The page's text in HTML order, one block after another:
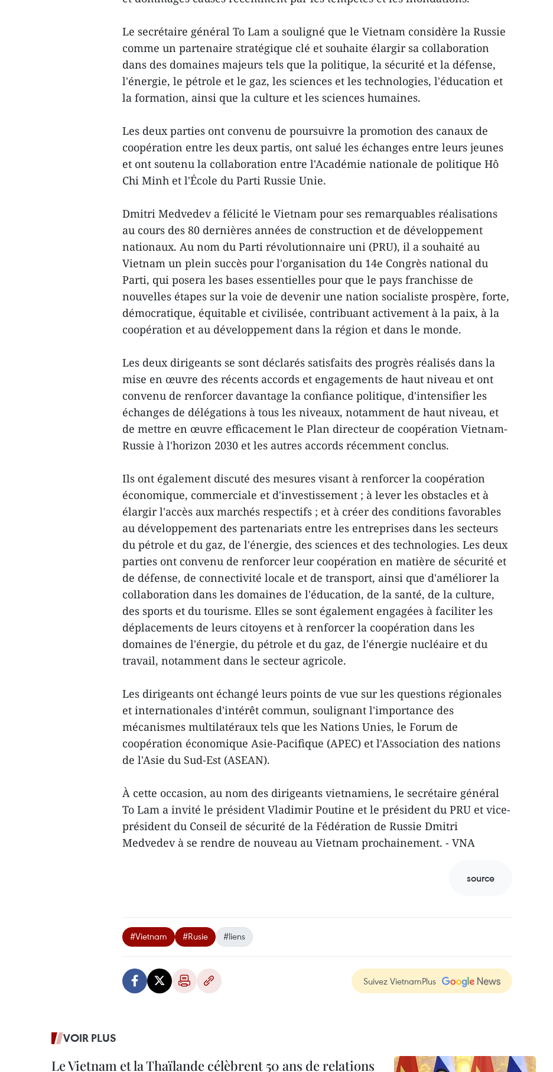
Le secrétaire général To Lam a souligné que le Vietnam considère la Russie
comme un partenaire stratégique clé et souhaite élargir sa collaboration
dans des domaines majeurs tels que la politique, la sécurité et la défense,
l'énergie, le pétrole et le gaz, les sciences et les technologies, l'éducation et
la formation, ainsi que la culture et les sciences humaines.
Les deux parties ont convenu de poursuivre la promotion des canaux de
coopération entre les deux partis, ont salué les échanges entre leurs jeunes
et ont soutenu la collaboration entre l'Académie nationale de politique Hô
Chi Minh et l'École du Parti Russie Unie.
Dmitri Medvedev a félicité le Vietnam pour ses remarquables réalisations
au cours des 80 dernières années de construction et de développement
nationaux. Au nom du Parti révolutionnaire uni (PRU), il a souhaité au
Vietnam un plein succès pour l'organisation du 14e Congrès national du
Parti, qui posera les bases essentielles pour que le pays franchisse de
nouvelles étapes sur la voie de devenir une nation socialiste prospère, forte,
démocratique, équitable et civilisée, contribuant activement à la paix, à la
coopération et au développement dans la région et dans le monde.
Les deux dirigeants se sont déclarés satisfaits des progrès réalisés dans la
mise en œuvre des récents accords et engagements de haut niveau et ont
convenu de renforcer davantage la confiance politique, d'intensifier les
échanges de délégations à tous les niveaux, notamment de haut niveau, et
de mettre en œuvre efficacement le Plan directeur de coopération Vietnam-
Russie à l'horizon 2030 et les autres accords récemment conclus.
Ils ont également discuté des mesures visant à renforcer la coopération
économique, commerciale et d'investissement ; à lever les obstacles et à
élargir l'accès aux marchés respectifs ; et à créer des conditions favorables
au développement des partenariats entre les entreprises dans les secteurs
du pétrole et du gaz, de l'énergie, des sciences et des technologies. Les deux
parties ont convenu de renforcer leur coopération en matière de sécurité et
de défense, de connectivité locale et de transport, ainsi que d'améliorer la
collaboration dans les domaines de l'éducation, de la santé, de la culture,
des sports et du tourisme. Elles se sont également engagées à faciliter les
déplacements de leurs citoyens et à renforcer la coopération dans les
domaines de l'énergie, du pétrole et du gaz, de l'énergie nucléaire et du
travail, notamment dans le secteur agricole.
Les dirigeants ont échangé leurs points de vue sur les questions régionales
et internationales d'intérêt commun, soulignant l'importance des
mécanismes multilatéraux tels que les Nations Unies, le Forum de
coopération économique Asie-Pacifique (APEC) et l'Association des nations
de l'Asie du Sud-Est (ASEAN).
À cette occasion, au nom des dirigeants vietnamiens, le secrétaire général
To Lam a invité le président Vladimir Poutine et le président du PRU et vice-
président du Conseil de sécurité de la Fédération de Russie Dmitri
Medvedev à se rendre de nouveau au Vietnam prochainement. - VNA
source
#Vietnam #Rusie #liens
Suivez VietnamPlus
VOIR PLUS
Le Vietnam et la Thaïlande célèbrent 50 ans de relations